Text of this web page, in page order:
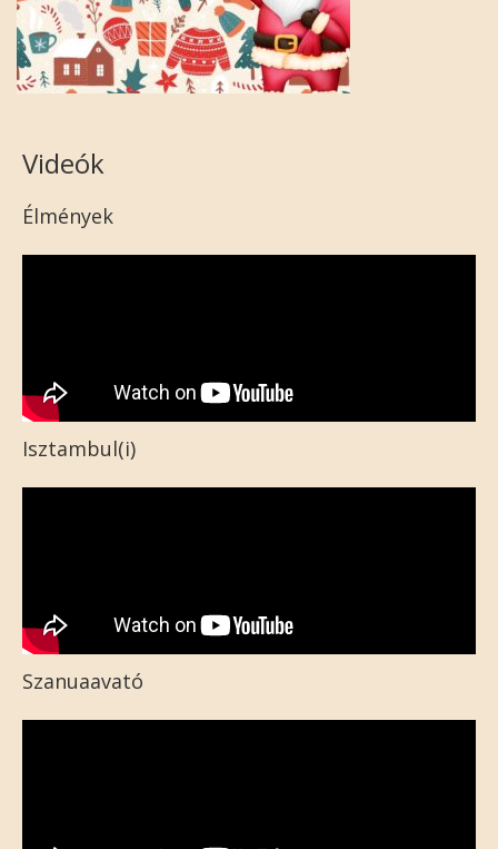
Videók
Élmények
Isztambul(i)
Szanuaavató